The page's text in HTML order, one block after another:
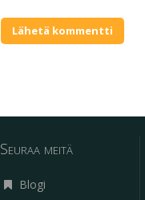
Seuraa meitä
Blogi